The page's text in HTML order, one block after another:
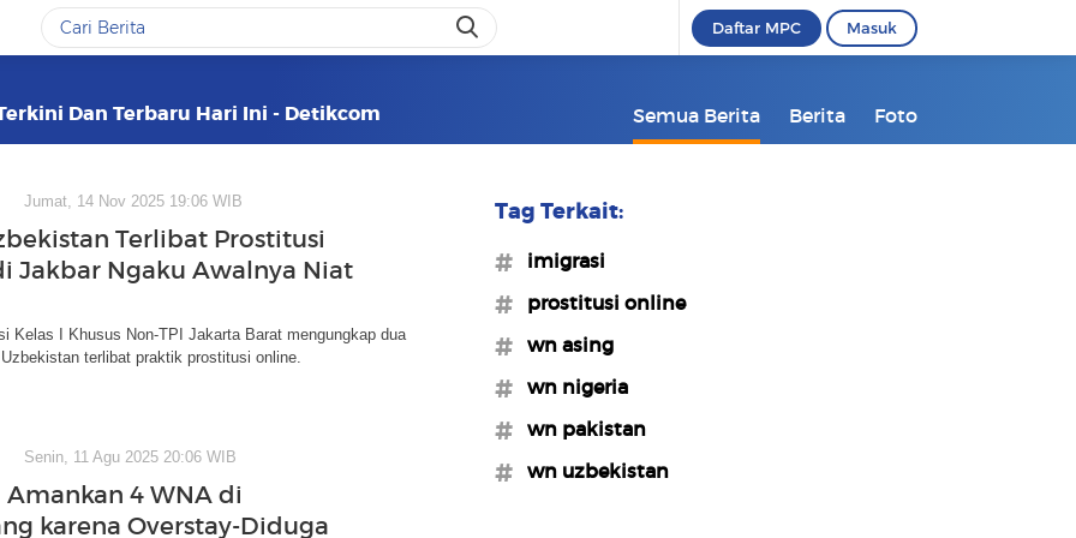
Daftar MPC Masuk
Dan Terbaru Hari Ini - Detikcom Semua Berita Berita Foto
Jumat, 14 Nov 2025 19:06 WIB
Terlibat Prostitusi
Jakbar Ngaku Awalnya Niat
Kelas I Khusus Non-TPI Jakarta Barat mengungkap dua
terlibat praktik prostitusi online.
Senin, 11 Agu 2025 20:06 WIB
4 WNA di
karena Overstay-Diduga
Tag Terkait:
#imigrasi
#prostitusi online
#wn asing
#wn nigeria
#wn pakistan
#wn uzbekistan